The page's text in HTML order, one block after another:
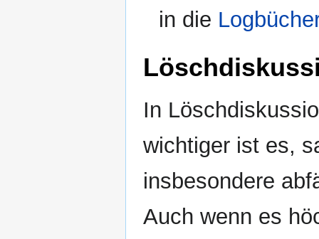
in die
In
wichtiger ist es,
insbesondere
Auch wenn es